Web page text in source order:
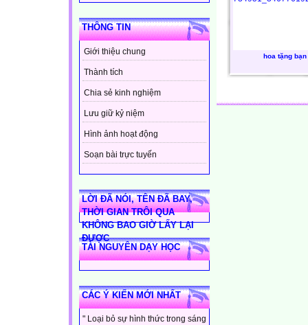
THÔNG TIN
Giới thiệu chung
Thành tích
Chia sẻ kinh nghiệm
Lưu giữ kỷ niệm
Hình ảnh hoạt động
Soạn bài trực tuyến
LỜI ĐÃ NÓI, TÊN ĐÃ BAY,
THỜI GIAN TRÔI QUA
KHÔNG BAO GIỜ LẤY LẠI
ĐƯỢC
TÀI NGUYÊN DẠY HỌC
CÁC Ý KIẾN MỚI NHẤT
" Loại bỏ sự hình thức trong sáng
hoa tặng bạn